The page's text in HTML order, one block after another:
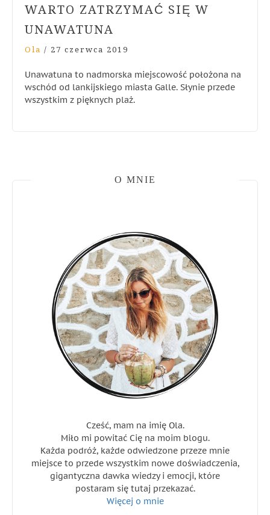
WARTO ZATRZYMAĆ SIĘ W
UNAWATUNA
Ola / 27 czerwca 2019
Unawatuna to nadmorska miejscowość położona na
wschód od lankijskiego miasta Galle. Słynie przede
wszystkim z pięknych plaż.
O MNIE
Cześć, mam na imię Ola.
Miło mi powitać Cię na moim blogu.
Każda podróż, każde odwiedzone przeze mnie
miejsce to przede wszystkim nowe doświadczenia,
gigantyczna dawka wiedzy i emocji, które
postaram się tutaj przekazać.
Więcej o mnie